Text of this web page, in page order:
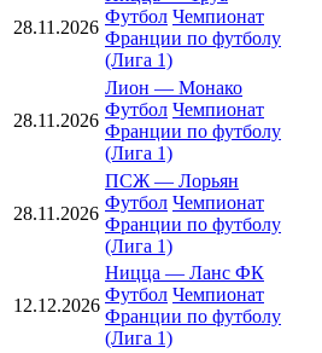
28.11.2026
Футбол Чемпионат
Франции по футболу
(Лига 1)
28.11.2026
Лион — Монако
Футбол Чемпионат
Франции по футболу
(Лига 1)
28.11.2026
ПСЖ — Лорьян
Футбол Чемпионат
Франции по футболу
(Лига 1)
12.12.2026
Ницца — Ланс ФК
Футбол Чемпионат
Франции по футболу
(Лига 1)